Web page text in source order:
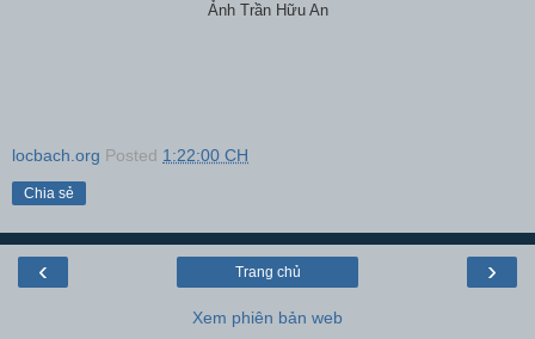
Ảnh Trần Hữu An
locbach.org Posted 1:22:00 CH
Chia sẻ
‹ ›
Trang chủ
Xem phiên bản web